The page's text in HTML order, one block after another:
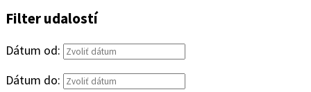
Filter udalostí
Dátum od:
Dátum do: